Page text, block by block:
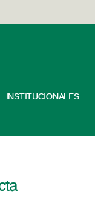
INSTITUCIONALES